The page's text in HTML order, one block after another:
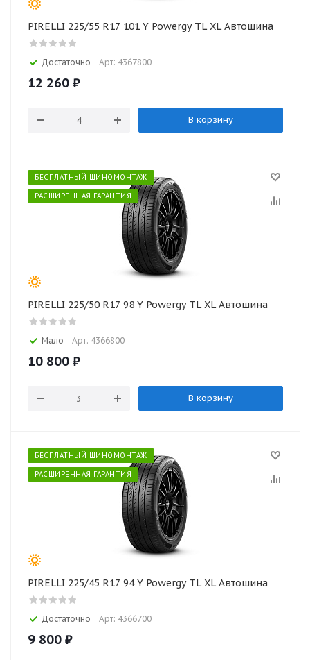
PIRELLI 225/55 R17 101 Y Powergy TL XL Автошина
Достаточно Арт: 4367800
12 260 ₽
В корзину
БЕСПЛАТНЫЙ ШИНОМОНТАЖ
РАСШИРЕННАЯ ГАРАНТИЯ
PIRELLI 225/50 R17 98 Y Powergy TL XL Автошина
Мало Арт: 4366800
10 800 ₽
В корзину
БЕСПЛАТНЫЙ ШИНОМОНТАЖ
РАСШИРЕННАЯ ГАРАНТИЯ
PIRELLI 225/45 R17 94 Y Powergy TL XL Автошина
Достаточно Арт: 4366700
9 800 ₽